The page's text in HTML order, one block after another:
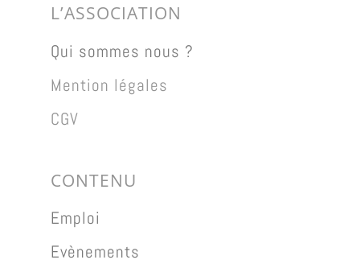
L’ASSOCIATION
Qui sommes nous ?
Mention légales
CGV
CONTENU
Emploi
Evènements